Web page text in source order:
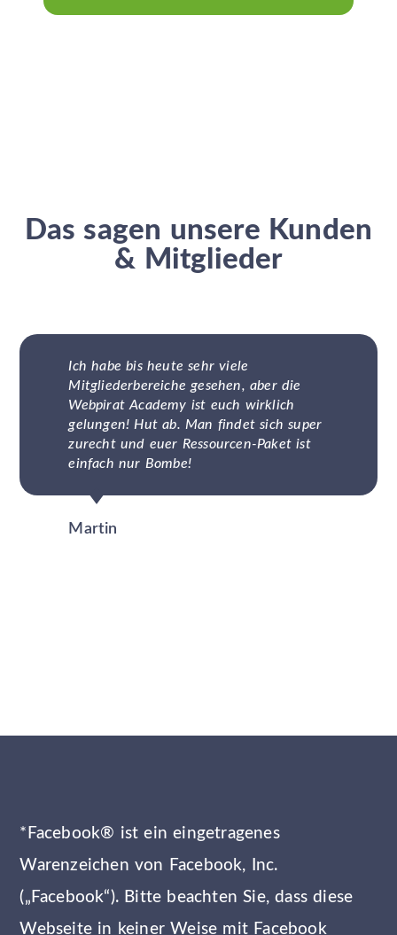
Das sagen unsere Kunden
& Mitglieder
Ich habe bis heute sehr viele
Mitgliederbereiche gesehen, aber die
Webpirat Academy ist euch wirklich
gelungen! Hut ab. Man findet sich super
zurecht und euer Ressourcen-Paket ist
einfach nur Bombe!
Martin
*Facebook® ist ein eingetragenes
Warenzeichen von Facebook, Inc.
(„Facebook“). Bitte beachten Sie, dass diese
Webseite in keiner Weise mit Facebook